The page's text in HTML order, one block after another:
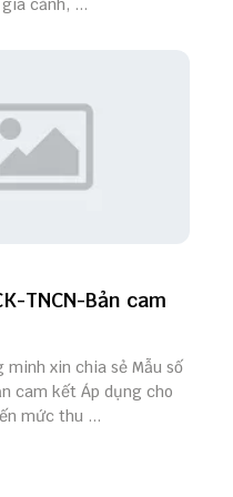
cảnh, ...
TNCN-Bản cam
minh xin chia sẻ Mẫu số
cam kết Áp dụng cho
mức thu ...